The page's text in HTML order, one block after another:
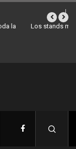
a Villa Devoto